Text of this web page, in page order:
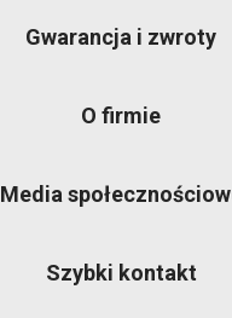
Gwarancja i zwroty
O firmie
Media
Szybki kontakt